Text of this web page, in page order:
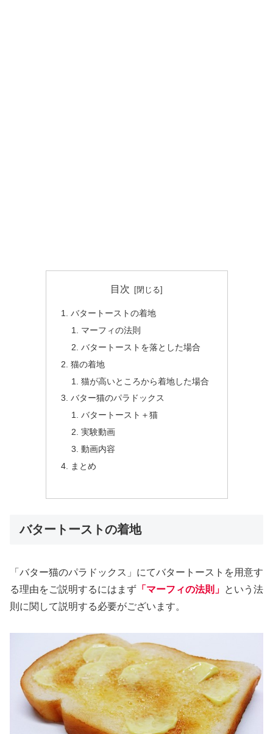
目次
バタートーストの着地
マーフィの法則
バタートーストを落とした場合
猫の着地
猫が高いところから着地した場合
バター猫のパラドックス
バタートースト＋猫
実験動画
動画内容
まとめ
バタートーストの着地
「バター猫のパラドックス」にてバタートーストを用意す
る理由をご説明するにはまず 「マーフィの法則」 という法
則に関して説明する必要がございます。